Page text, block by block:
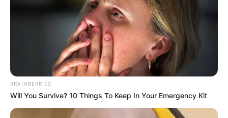
BRAINBERRIES
Will You Survive? 10 Things To Keep In Your Emergency Kit